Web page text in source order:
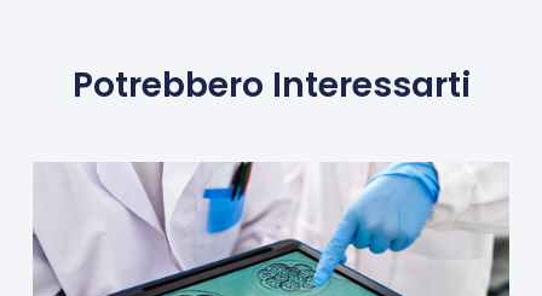
Potrebbero Interessarti